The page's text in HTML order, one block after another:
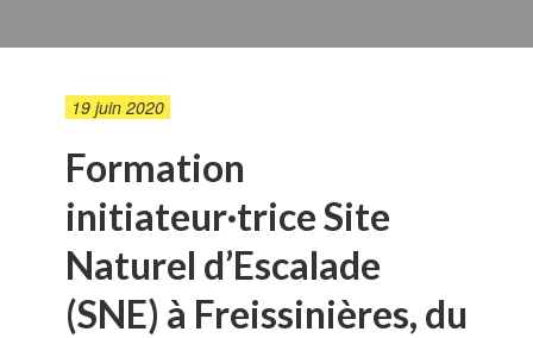
19 juin 2020
Formation
initiateur·trice Site
Naturel d’Escalade
(SNE) à Freissinières, du